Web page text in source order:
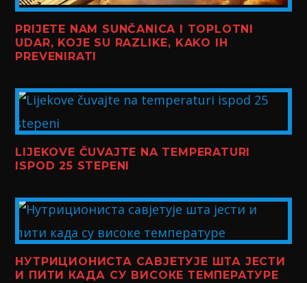
PRIJETE NAM SUNČANICA I TOPLOTNI
UDAR, KOJE SU RAZLIKE, KAKO IH
PREVENIRATI
LIJEKOVE ČUVAJTE NA TEMPERATURI
ISPOD 25 STEPENI
НУТРИЦИОНИСТА САВЈЕТУЈЕ ШТА ЈЕСТИ
И ПИТИ КАДА СУ ВИСОКЕ ТЕМПЕРАТУРЕ